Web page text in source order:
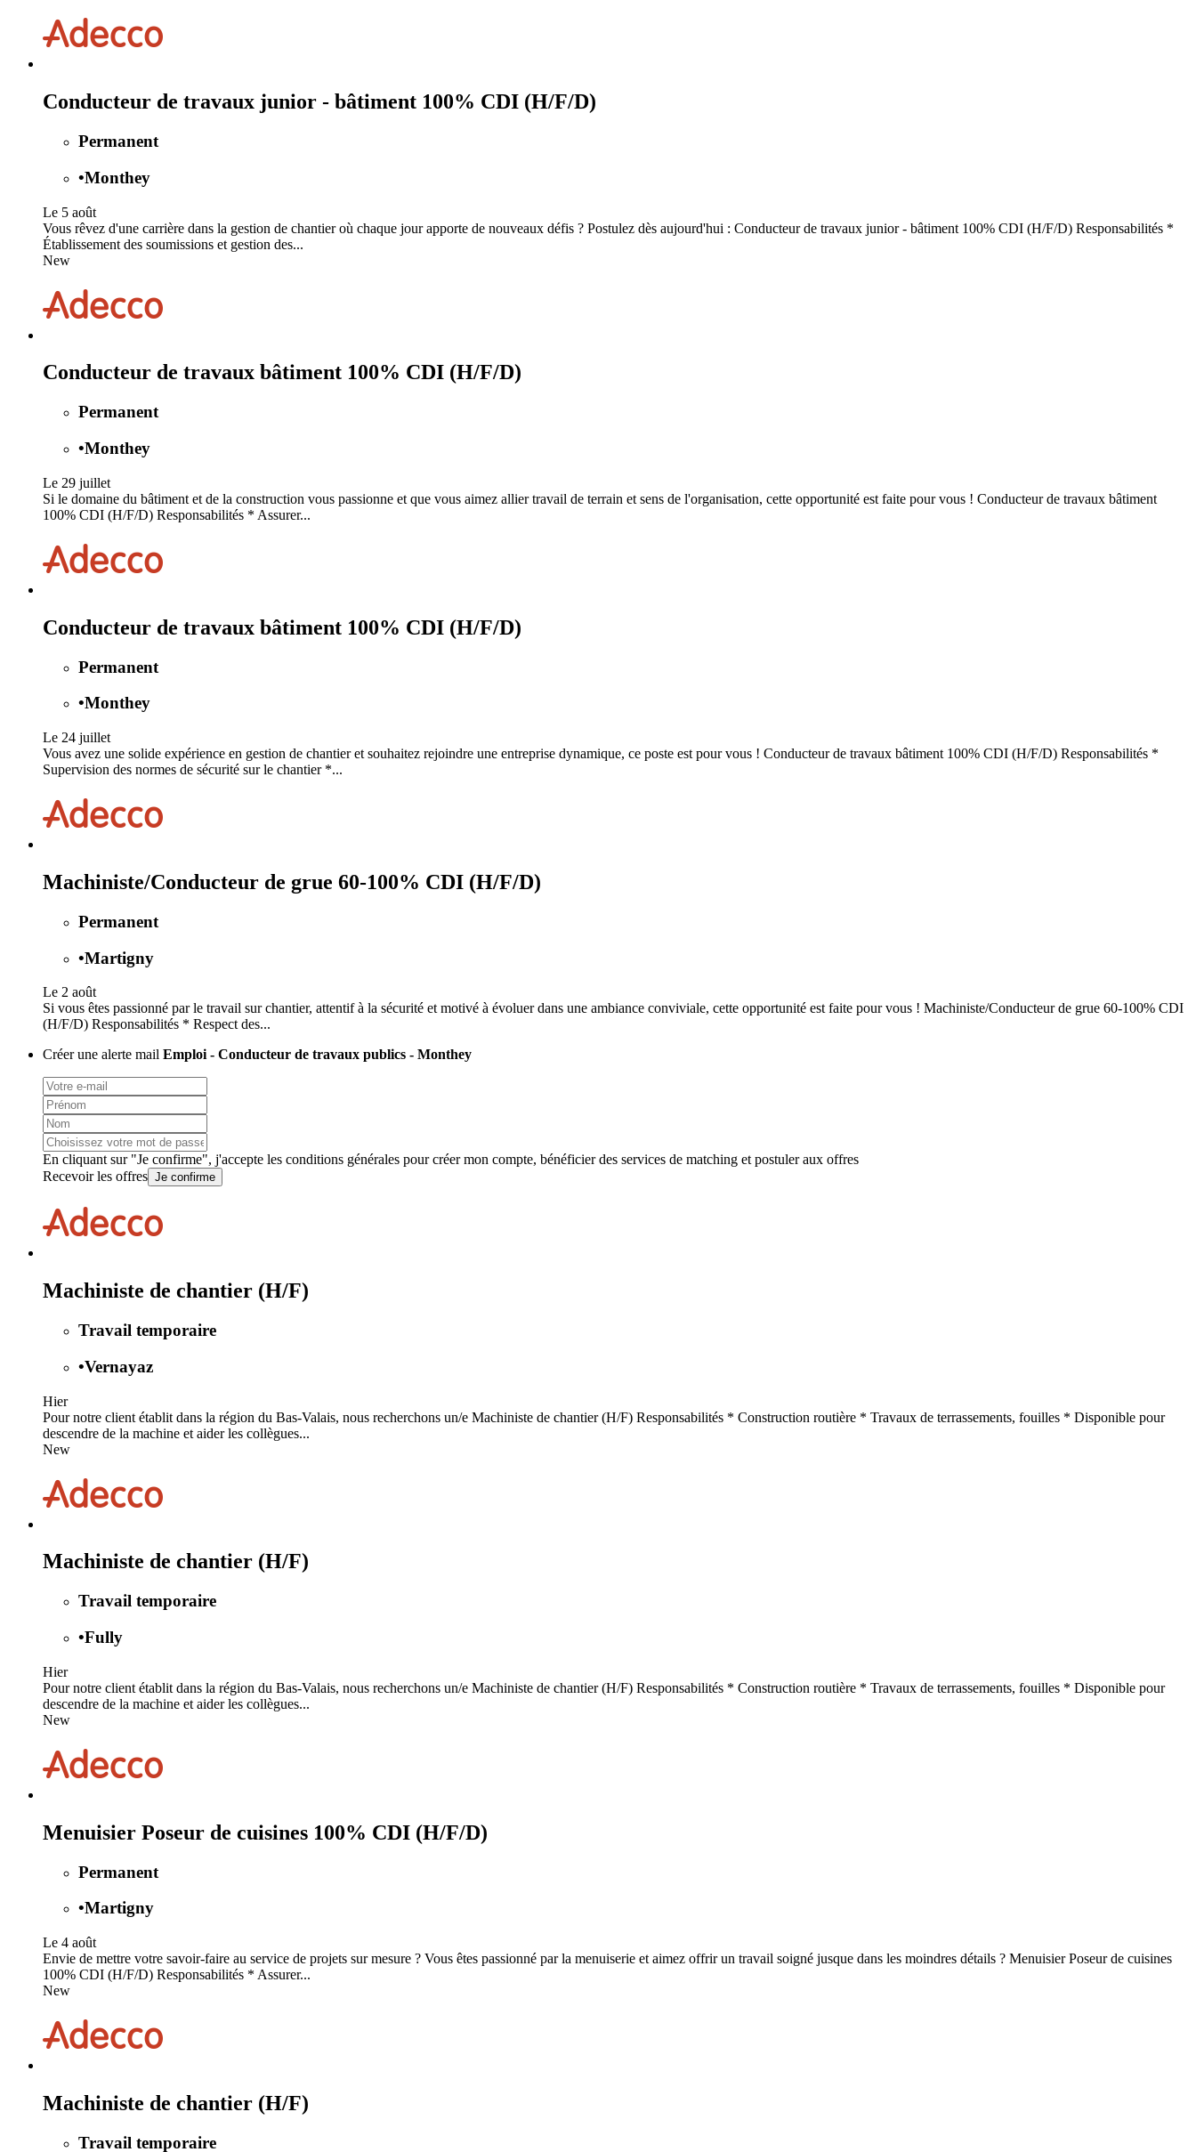
Conducteur de travaux junior - bâtiment 100% CDI (H/F/D)
Permanent
•Monthey
Le 5 août
Vous rêvez d'une carrière dans la gestion de chantier où chaque jour apporte de nouveaux défis ? Postulez dès aujourd'hui : Conducteur de travaux junior - bâtiment 100% CDI (H/F/D) Responsabilités *
Établissement des soumissions et gestion des...
New
Conducteur de travaux bâtiment 100% CDI (H/F/D)
Permanent
•Monthey
Le 29 juillet
Si le domaine du bâtiment et de la construction vous passionne et que vous aimez allier travail de terrain et sens de l'organisation, cette opportunité est faite pour vous ! Conducteur de travaux bâtiment
100% CDI (H/F/D) Responsabilités * Assurer...
Conducteur de travaux bâtiment 100% CDI (H/F/D)
Permanent
•Monthey
Le 24 juillet
Vous avez une solide expérience en gestion de chantier et souhaitez rejoindre une entreprise dynamique, ce poste est pour vous ! Conducteur de travaux bâtiment 100% CDI (H/F/D) Responsabilités *
Supervision des normes de sécurité sur le chantier *...
Machiniste/Conducteur de grue 60-100% CDI (H/F/D)
Permanent
•Martigny
Le 2 août
Si vous êtes passionné par le travail sur chantier, attentif à la sécurité et motivé à évoluer dans une ambiance conviviale, cette opportunité est faite pour vous ! Machiniste/Conducteur de grue 60-100% CDI
(H/F/D) Responsabilités * Respect des...
Créer une alerte mail Emploi - Conducteur de travaux publics - Monthey
En cliquant sur "Je confirme", j'accepte les conditions générales pour créer mon compte, bénéficier des services de matching et postuler aux offres
Recevoir les offres Je confirme
Machiniste de chantier (H/F)
Travail temporaire
•Vernayaz
Hier
Pour notre client établit dans la région du Bas-Valais, nous recherchons un/e Machiniste de chantier (H/F) Responsabilités * Construction routière * Travaux de terrassements, fouilles * Disponible pour
descendre de la machine et aider les collègues...
New
Machiniste de chantier (H/F)
Travail temporaire
•Fully
Hier
Pour notre client établit dans la région du Bas-Valais, nous recherchons un/e Machiniste de chantier (H/F) Responsabilités * Construction routière * Travaux de terrassements, fouilles * Disponible pour
descendre de la machine et aider les collègues...
New
Menuisier Poseur de cuisines 100% CDI (H/F/D)
Permanent
•Martigny
Le 4 août
Envie de mettre votre savoir-faire au service de projets sur mesure ? Vous êtes passionné par la menuiserie et aimez offrir un travail soigné jusque dans les moindres détails ? Menuisier Poseur de cuisines
100% CDI (H/F/D) Responsabilités * Assurer...
New
Machiniste de chantier (H/F)
Travail temporaire